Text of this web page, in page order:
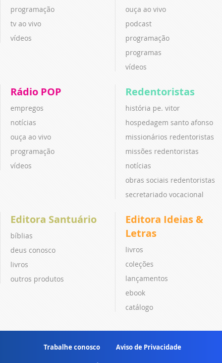
programação
tv ao vivo
vídeos
ouça ao vivo
podcast
programação
programas
vídeos
Rádio POP
empregos
notícias
ouça ao vivo
programação
vídeos
Redentoristas
história pe. vitor
hospedagem santo afonso
missionários redentoristas
missões redentoristas
notícias
obras sociais redentoristas
secretariado vocacional
Editora Santuário
bíblias
deus conosco
livros
outros produtos
Editora Ideias &
Letras
livros
coleções
lançamentos
ebook
catálogo
Trabalhe conosco Aviso de Privacidade